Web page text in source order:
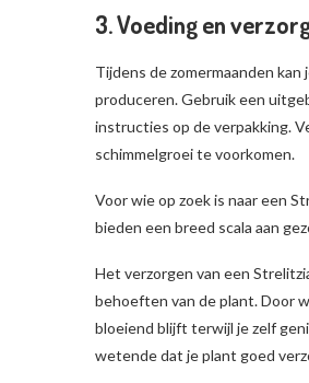
3. Voeding en
Tijdens de zomermaanden
produceren. Gebruik een
instructies op de verpakking.
schimmelgroei te voorkomen.
Voor wie op zoek is naar een
bieden een breed scala aan
Het verzorgen van een
behoeften van de plant. Door
bloeiend blijft terwijl je zelf
wetende dat je plant goed